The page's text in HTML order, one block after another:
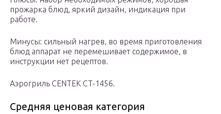
прожарка блюд, яркий дизайн, индикация при
работе.
Минусы: сильный нагрев, во время приготовления
блюд аппарат не перемешивает содержимое, в
инструкции нет рецептов.
Аэрогриль CENTEK CT-1456.
Средняя ценовая категория